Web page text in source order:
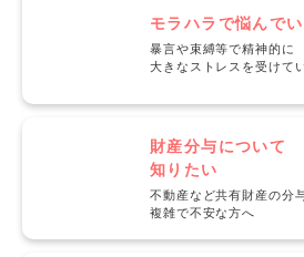
モラハラで悩んで
暴言や束縛等で精神的に
大きなストレスを受けて
財産分与について
知りたい
不動産など共有財産の分
複雑で不安な方へ